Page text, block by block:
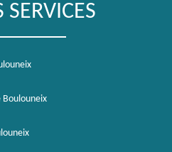
SERVICES